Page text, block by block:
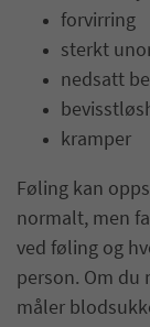
forvirring
sterkt
nedsatt
kramper
Føling kan
normalt, men
ved føling og
person. Om du
måler